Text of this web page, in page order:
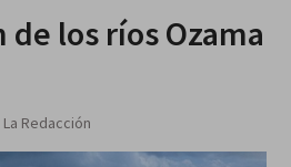
los ríos Ozama
La Redacción